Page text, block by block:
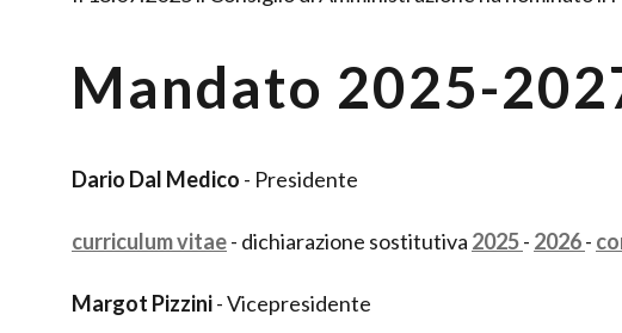
Mandato 2025-
Dario Dal Medico - Presidente
curriculum vitae- dichiarazione sostitutiva 2025- 2026-
Margot Pizzini- Vicepresidente